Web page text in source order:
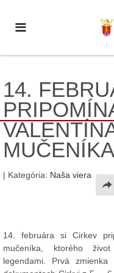
14.
MUČENÍKA
| Kategória: Naša viera
14. februára si Cirkev
mučeníka, ktorého
legendami. Prvá